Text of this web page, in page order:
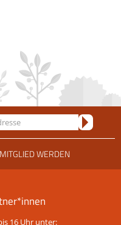
MITGLIED WERDEN
16 Uhr unter: